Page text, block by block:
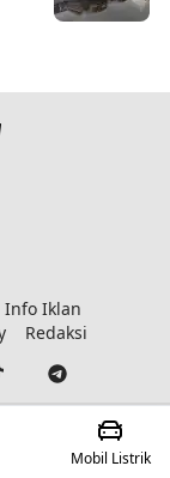
Info Iklan
Redaksi
Mobil Listrik